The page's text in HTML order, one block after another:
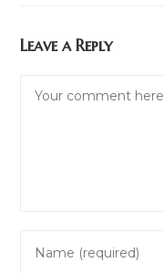
Leave a Reply
your